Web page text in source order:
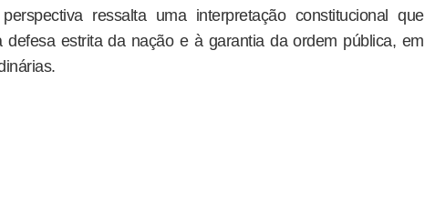
ressalta uma interpretação constitucional que
defesa estrita da nação e à garantia da ordem pública, em